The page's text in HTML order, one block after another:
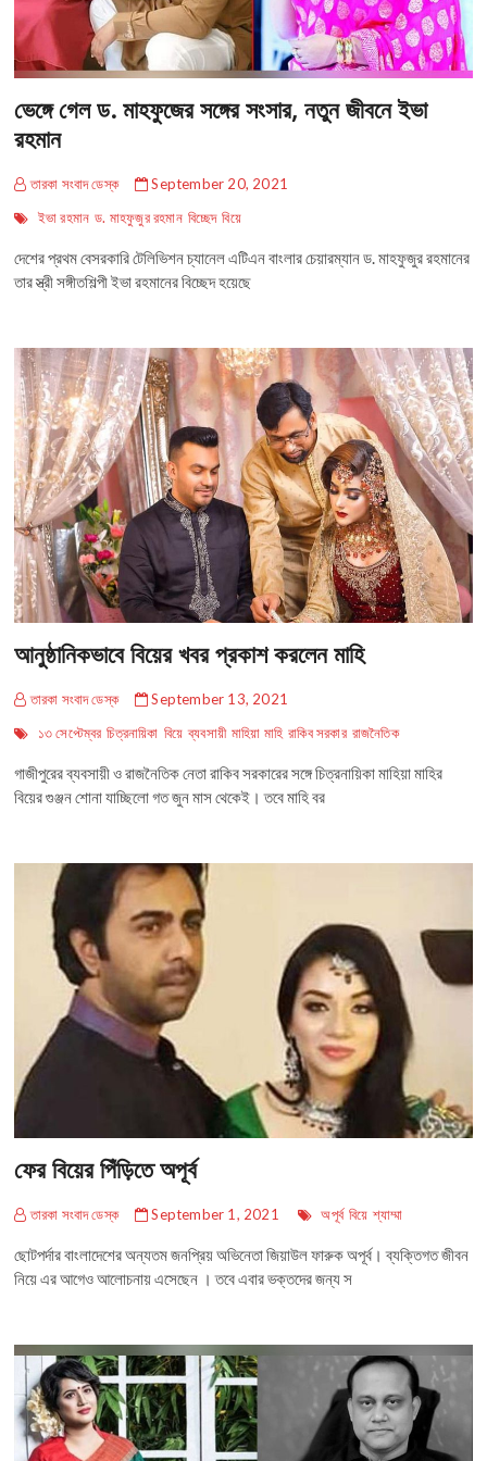
ভেঙ্গে গেল ড. মাহফুজের সঙ্গের সংসার, নতুন জীবনে ইভা
রহমান
তারকা সংবাদ ডেস্ক
September 20, 2021
ইভা রহমান ড. মাহফুজুর রহমান বিচ্ছেদ বিয়ে
দেশের প্রথম বেসরকারি টেলিভিশন চ্যানেল এটিএন বাংলার চেয়ারম্যান ড. মাহফুজুর রহমানের
তার স্ত্রী সঙ্গীতশিল্পী ইভা রহমানের বিচ্ছেদ হয়েছে
আনুষ্ঠানিকভাবে বিয়ের খবর প্রকাশ করলেন মাহি
তারকা সংবাদ ডেস্ক
September 13, 2021
১৩ সেপ্টেম্বর চিত্রনায়িকা বিয়ে ব্যবসায়ী মাহিয়া মাহি রাকিব সরকার রাজনৈতিক
গাজীপুরের ব্যবসায়ী ও রাজনৈতিক নেতা রাকিব সরকারের সঙ্গে চিত্রনায়িকা মাহিয়া মাহির
বিয়ের গুঞ্জন শোনা যাচ্ছিলো গত জুন মাস থেকেই। তবে মাহি বর
ফের বিয়ের পিঁড়িতে অপূর্ব
তারকা সংবাদ ডেস্ক September 1, 2021 অপূর্ব বিয়ে শ্যাম্মা
ছোটপর্দার বাংলাদেশের অন্যতম জনপ্রিয় অভিনেতা জিয়াউল ফারুক অপূর্ব। ব্যক্তিগত জীবন
নিয়ে এর আগেও আলোচনায় এসেছেন । তবে এবার ভক্তদের জন্য স